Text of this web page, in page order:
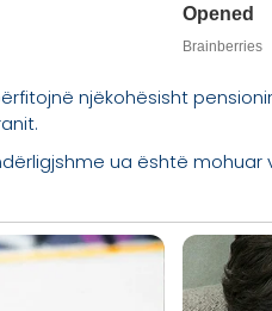
njëkohësisht
ua është